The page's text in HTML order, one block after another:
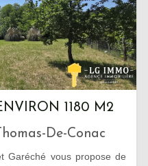
1180 M2
De-Conac
Garéché vous propose de